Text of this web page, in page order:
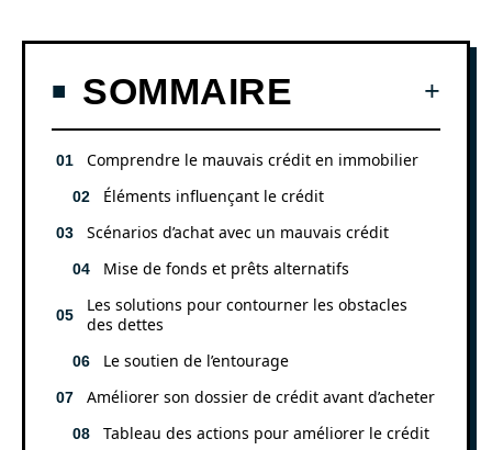
SOMMAIRE
Comprendre le mauvais crédit en immobilier
Éléments influençant le crédit
Scénarios d’achat avec un mauvais crédit
Mise de fonds et prêts alternatifs
Les solutions pour contourner les obstacles
des dettes
Le soutien de l’entourage
Améliorer son dossier de crédit avant d’acheter
Tableau des actions pour améliorer le crédit